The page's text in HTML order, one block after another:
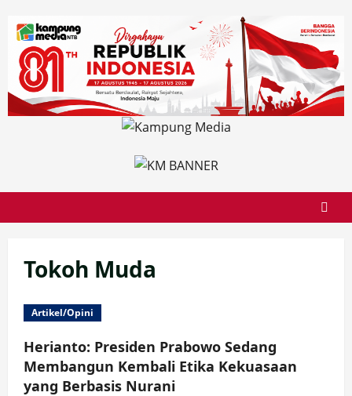
content
Tokoh Muda
Artikel/Opini
Herianto: Presiden Prabowo Sedang
Membangun Kembali Etika Kekuasaan
yang Berbasis Nurani